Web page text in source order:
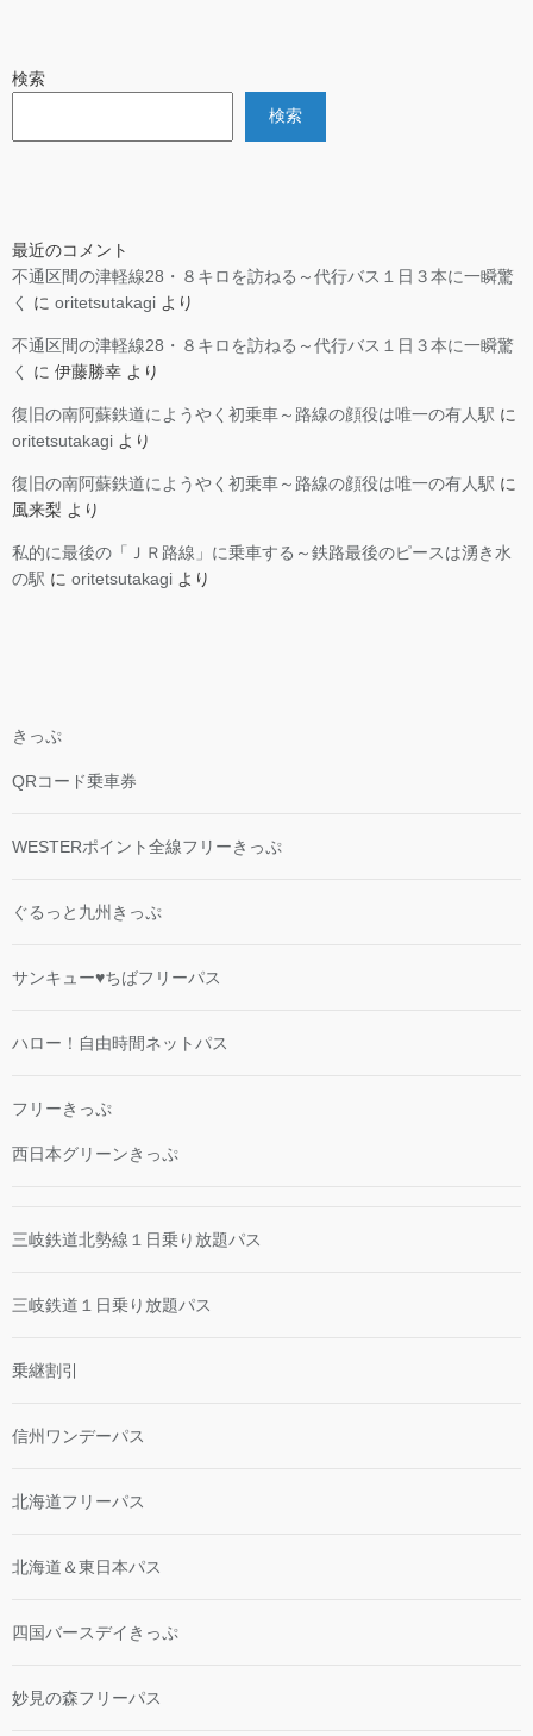
検索
検索
最近のコメント
不通区間の津軽線28・８キロを訪ねる～代行バス１日３本に一瞬驚
く
に oritetsutakagi より
不通区間の津軽線28・８キロを訪ねる～代行バス１日３本に一瞬驚
く
に 伊藤勝幸 より
復旧の南阿蘇鉄道にようやく初乗車～路線の顔役は唯一の有人駅 に
oritetsutakagi より
復旧の南阿蘇鉄道にようやく初乗車～路線の顔役は唯一の有人駅 に
風来梨 より
私的に最後の「ＪＲ路線」に乗車する～鉄路最後のピースは湧き水
の駅 に oritetsutakagi より
きっぷ
QRコード乗車券
WESTERポイント全線フリーきっぷ
ぐるっと九州きっぷ
サンキュー♥ちばフリーパス
ハロー！自由時間ネットパス
フリーきっぷ
西日本グリーンきっぷ
三岐鉄道北勢線１日乗り放題パス
三岐鉄道１日乗り放題パス
乗継割引
信州ワンデーパス
北海道フリーパス
北海道＆東日本パス
四国バースデイきっぷ
妙見の森フリーパス